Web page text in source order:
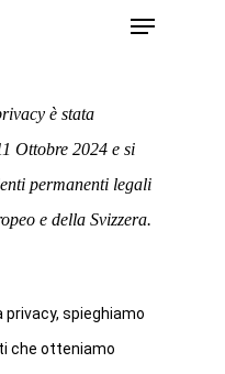
è stata
Ottobre 2024 e si
permanenti legali
e della Svizzera.
privacy, spieghiamo
che otteniamo